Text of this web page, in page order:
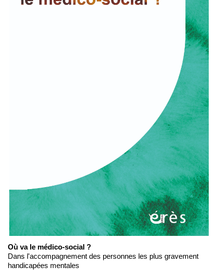
Où va le médico-social ?
Dans l'accompagnement des personnes les plus gravement
handicapées mentales